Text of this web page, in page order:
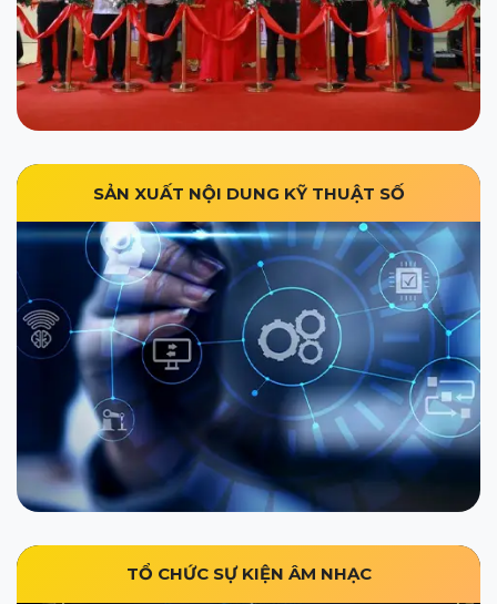
SẢN XUẤT NỘI DUNG KỸ THUẬT SỐ
TỔ CHỨC SỰ KIỆN ÂM NHẠC